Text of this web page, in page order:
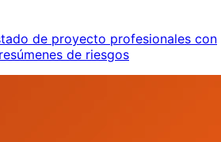
de proyecto profesionales con
de riesgos